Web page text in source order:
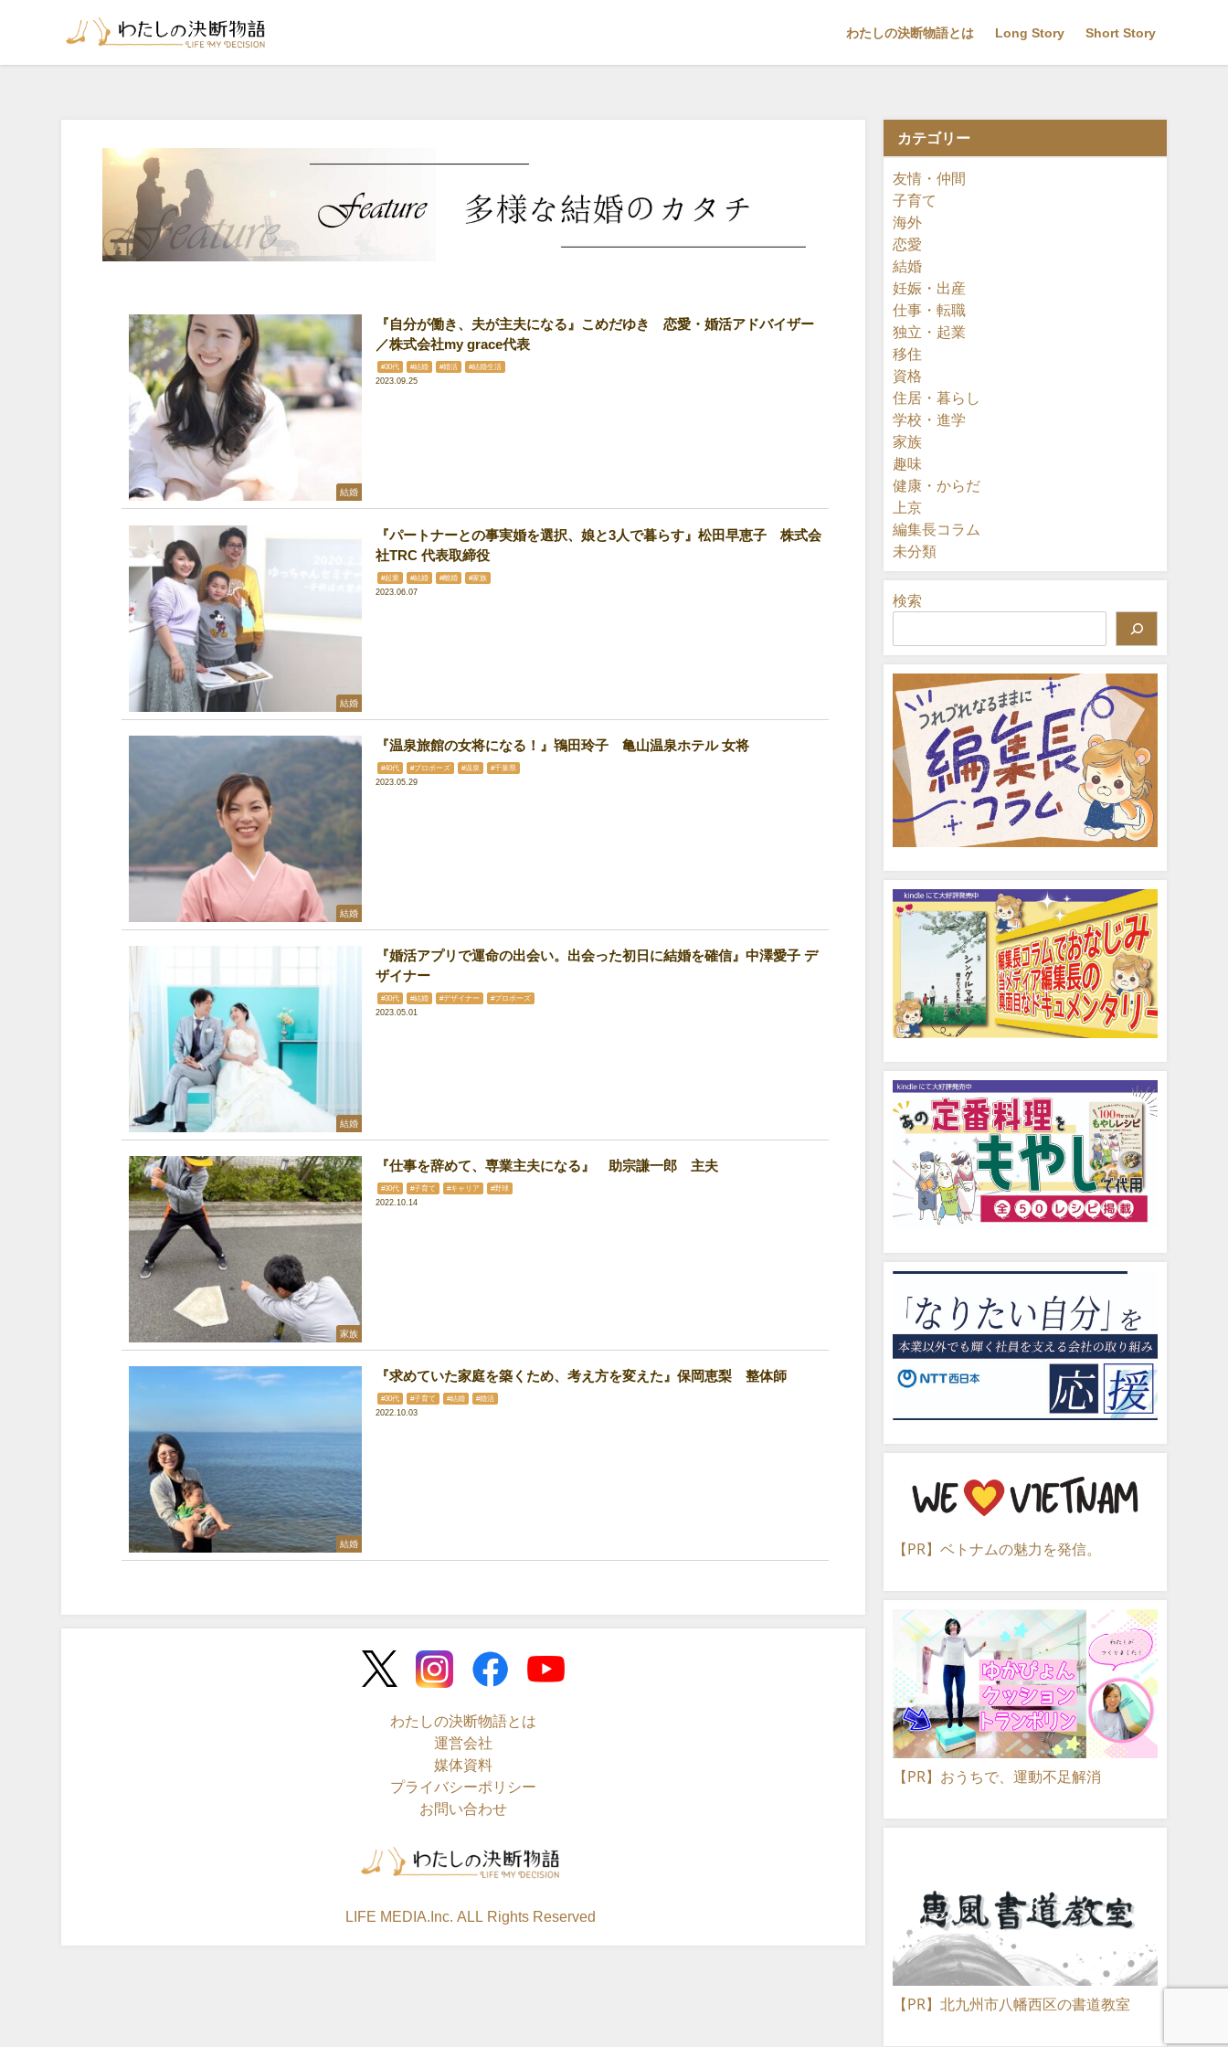
わたしの決断物語とは Long Story Short Story
結婚
『自分が働き、夫が主夫になる』こめだゆき 恋愛・婚活アドバイザー
／株式会社my grace代表
#30代 #結婚 #婚活 #結婚生活
2023.09.25
結婚
『パートナーとの事実婚を選択、娘と3人で暮らす』松田早恵子 株式会
社TRC 代表取締役
#起業 #結婚 #離婚 #家族
2023.06.07
結婚
『温泉旅館の女将になる！』鴇田玲子 亀山温泉ホテル 女将
#40代 #プロポーズ #温泉 #千葉県
2023.05.29
結婚
『婚活アプリで運命の出会い。出会った初日に結婚を確信』中澤愛子 デ
ザイナー
#30代 #結婚 #デザイナー #プロポーズ
2023.05.01
家族
『仕事を辞めて、専業主夫になる』 助宗謙一郎 主夫
#30代 #子育て #キャリア #野球
2022.10.14
結婚
『求めていた家庭を築くため、考え方を変えた』保岡恵梨 整体師
#30代 #子育て #結婚 #婚活
2022.10.03
わたしの決断物語とは
運営会社
媒体資料
プライバシーポリシー
お問い合わせ
©LIFE MEDIA.Inc. ALL Rights Reserved
カテゴリー
友情・仲間
子育て
海外
恋愛
結婚
妊娠・出産
仕事・転職
独立・起業
移住
資格
住居・暮らし
学校・進学
家族
趣味
健康・からだ
上京
編集長コラム
未分類
検索
【PR】ベトナムの魅力を発信。
【PR】おうちで、運動不足解消
【PR】北九州市八幡西区の書道教室